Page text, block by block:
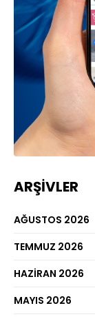
ARŞIVLER
AĞUSTOS 2026
TEMMUZ 2026
HAZIRAN 2026
MAYIS 2026